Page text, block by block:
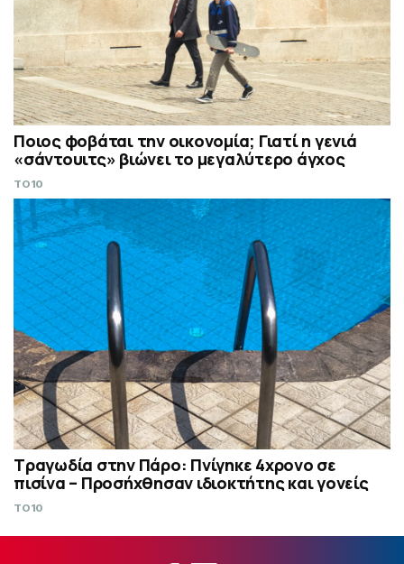
Ποιος φοβάται την οικονομία; Γιατί η γενιά
«σάντουιτς» βιώνει το μεγαλύτερο άγχος
TO10
Τραγωδία στην Πάρο: Πνίγηκε 4χρονο σε
πισίνα – Προσήχθησαν ιδιοκτήτης και γονείς
TO10